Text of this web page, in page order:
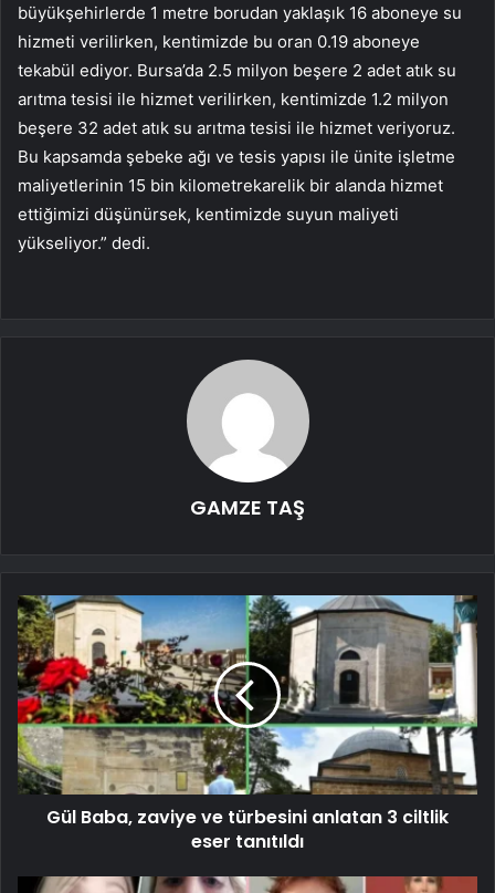
büyükşehirlerde 1 metre borudan yaklaşık 16 aboneye su
hizmeti verilirken, kentimizde bu oran 0.19 aboneye
tekabül ediyor. Bursa’da 2.5 milyon beşere 2 adet atık su
arıtma tesisi ile hizmet verilirken, kentimizde 1.2 milyon
beşere 32 adet atık su arıtma tesisi ile hizmet veriyoruz.
Bu kapsamda şebeke ağı ve tesis yapısı ile ünite işletme
maliyetlerinin 15 bin kilometrekarelik bir alanda hizmet
ettiğimizi düşünürsek, kentimizde suyun maliyeti
yükseliyor.” dedi.
GAMZE TAŞ
Gül Baba, zaviye ve türbesini anlatan 3 ciltlik
eser tanıtıldı